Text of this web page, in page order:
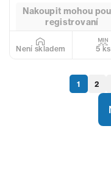
Nakoupit mohou
registrovaní
Není skladem 5 ks
1 2